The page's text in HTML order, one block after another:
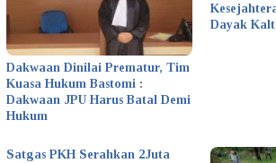
Dakwaan Dinilai Prematur, Tim
Kuasa Hukum Bastomi :
Dakwaan JPU Harus Batal Demi
Hukum
Dayak
Satgas PKH Serahkan 2Juta